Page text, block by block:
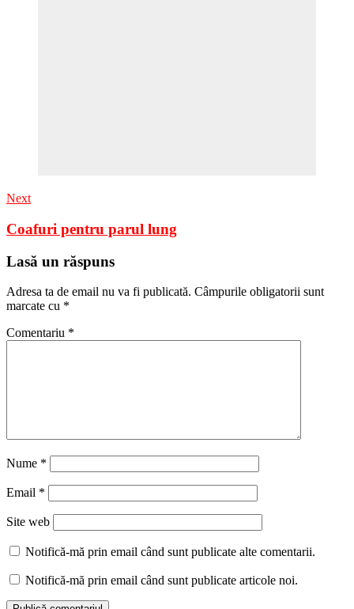
Next
Coafuri pentru parul lung
Lasă un răspuns
Adresa ta de email nu va fi publicată. Câmpurile obligatorii sunt
marcate cu *
Comentariu *
Nume *
Email *
Site web
Notifică-mă prin email când sunt publicate alte comentarii.
Notifică-mă prin email când sunt publicate articole noi.